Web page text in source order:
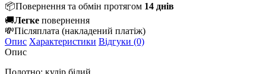
📦Повернення та обмін протягом 14 днів
🚚Легке повернення
💸Післяплата (накладений платіж)
Опис Характеристики Відгуки (0)
Опис
Полотно: кулір білий